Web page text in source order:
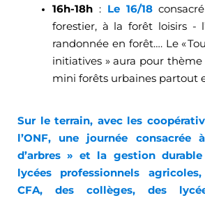
16h-18h : Le 16/18
forestier, à la forêt loisirs -
randonnée en forêt…. Le «
initiatives » aura pour
mini forêts urbaines partout
Sur le terrain, avec les
l’ONF, une journée consacrée
d’arbres » et la gestion
lycées professionnels
CFA, des collèges, des